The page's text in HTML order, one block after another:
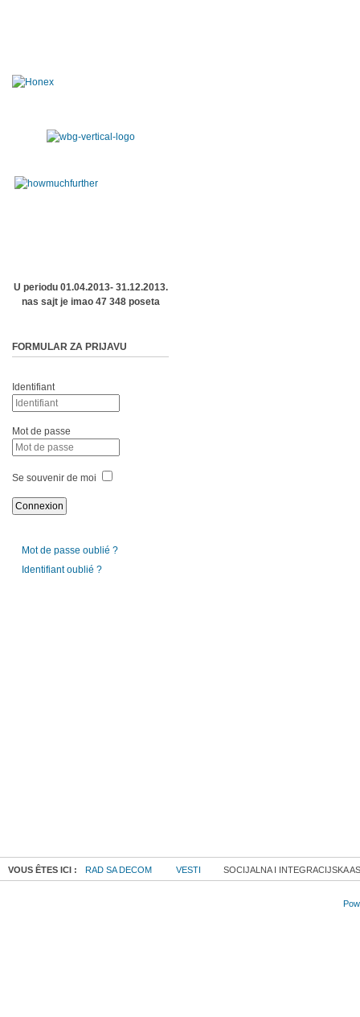
U periodu 01.04.2013- 31.12.2013.
nas sajt je imao 47 348 poseta
FORMULAR ZA PRIJAVU
Identifiant
Mot de passe
Se souvenir de moi
Mot de passe oublié ?
Identifiant oublié ?
VOUS ÊTES ICI : RAD SA DECOM VESTI SOCIJALNA I INTEGRACIJSKA